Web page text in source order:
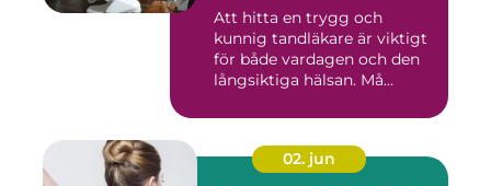
Att hitta en trygg och
kunnig tandläkare är viktigt
för både vardagen och den
långsiktiga hälsan. Må...
02. jun